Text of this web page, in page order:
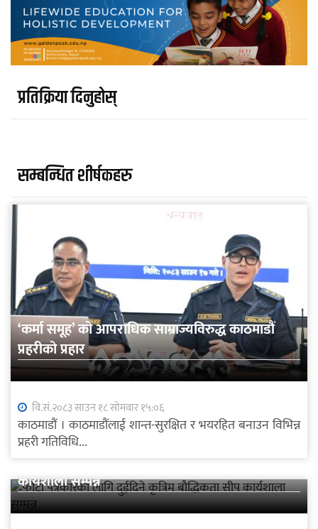
प्रतिक्रिया दिनुहोस्
सम्बन्धित शीर्षकहरु
‘कर्मा समूह’ को आपराधिक साम्राज्यविरुद्ध काठमाडौं
प्रहरीको प्रहार
वि.सं.२०८३ साउन १८ सोमवार १५:०६
काठमाडौं । काठमाडौंलाई शान्त-सुरक्षित र भयरहित बनाउन विभिन्न
प्रहरी गतिविधि...
कार्यशाला सम्पन्न